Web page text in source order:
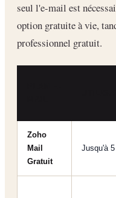
seul l'e-mail est
option gratuite à vie,
professionnel gratuit.
Zoho
Mail
Gratuit
Jusqu'à 5